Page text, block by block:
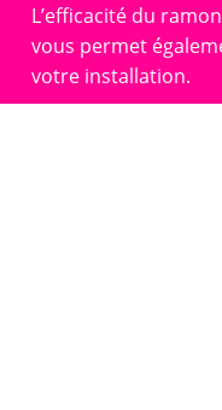
L’efficacité du
vous permet
votre installation.